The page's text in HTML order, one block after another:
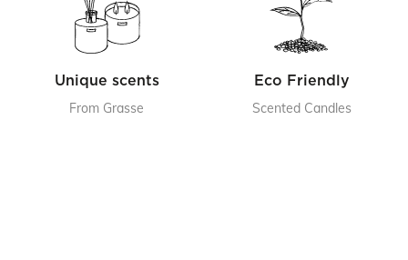
Unique scents
From Grasse
Eco Friendly
Scented Candles